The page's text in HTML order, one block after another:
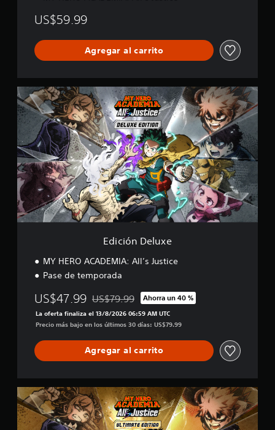
a
c
i
o
n
e
s
US$59.99
Agregar al carrito
E
d
i
c
i
ó
n
D
e
u
x
e
Edición Deluxe
MY HERO ACADEMIA: All’s Justice
Pase de temporada
US$47.99 Rebajado del precio original de US$79.99
US$79.99 Ahorra un 40 %
La oferta finaliza el 13/8/2026 06:59 AM UTC
Precio más bajo en los últimos 30 días: US$79.99
Agregar al carrito
E
d
i